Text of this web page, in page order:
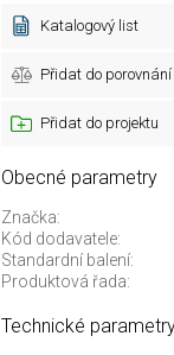
Katalogový list
Přidat do porovnání
Přidat do projektu
Obecné parametry
Značka:
Kód dodavatele:
Standardní balení:
Produktová řada:
Technické